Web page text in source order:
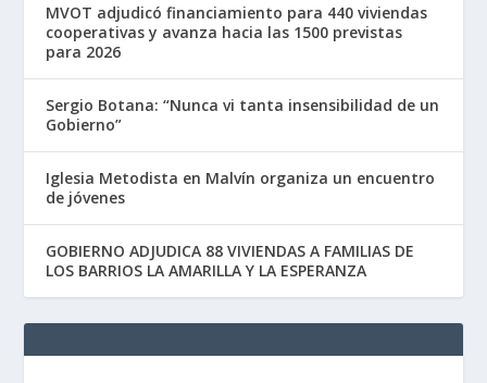
MVOT adjudicó financiamiento para 440 viviendas
cooperativas y avanza hacia las 1500 previstas
para 2026
Sergio Botana: “Nunca vi tanta insensibilidad de un
Gobierno”
Iglesia Metodista en Malvín organiza un encuentro
de jóvenes
GOBIERNO ADJUDICA 88 VIVIENDAS A FAMILIAS DE
LOS BARRIOS LA AMARILLA Y LA ESPERANZA